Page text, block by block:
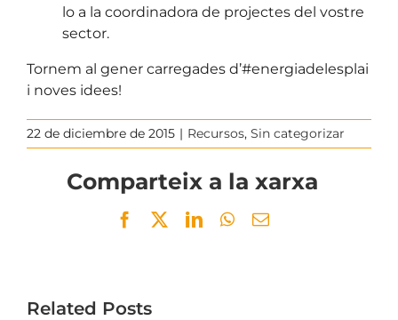
lo a la coordinadora de projectes del vostre
sector.
Tornem al gener carregades d’#energiadelesplai
i noves idees!
22 de diciembre de 2015 | Recursos, Sin categorizar
Comparteix a la xarxa
Facebook
TwitterLinkedInWhatsApp
Email
Related Posts